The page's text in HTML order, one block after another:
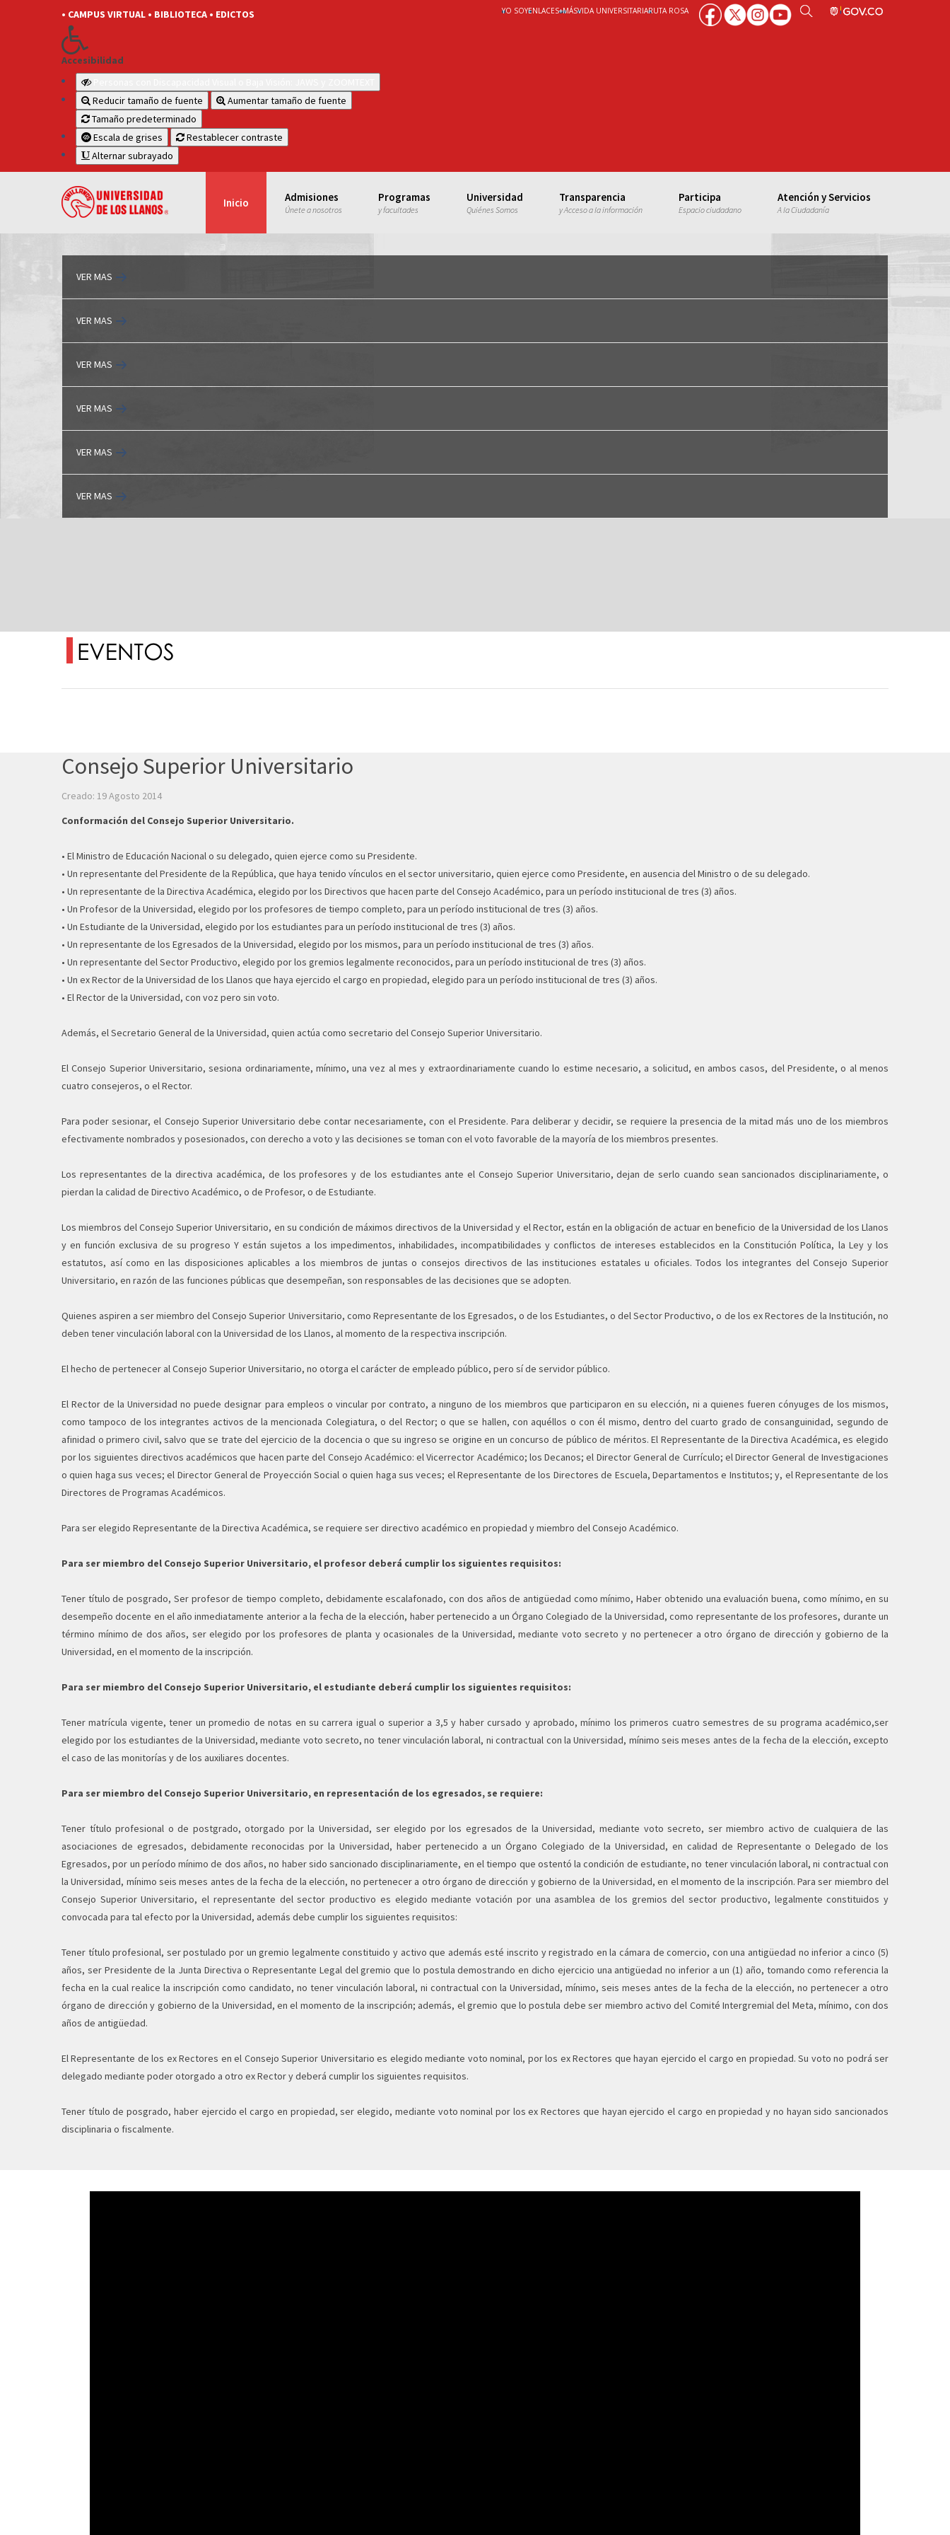
• CAMPUS VIRTUAL • BIBLIOTECA • EDICTOS
Accesibilidad
Reducir tamaño de fuente
Aumentar tamaño de fuente
Tamaño predeterminado
Escala de grises
Restablecer contraste
Alternar subrayado
YO SOYENLACES+MÁSVIDA UNIVERSITARIARUTA ROSA
Inicio Admisiones
Únete a nosotros
Programas
y facultades
Universidad
Quiénes Somos
Transparencia
y Acceso a la información
Participa
Espacio ciudadano
Atención y Servicios
A la Ciudadanía
VER MAS
VER MAS
VER MAS
VER MAS
VER MAS
VER MAS
Consejo Superior Universitario
Creado: 19 Agosto 2014
Conformación del Consejo Superior Universitario.
• El Ministro de Educación Nacional o su delegado, quien ejerce como su Presidente.
• Un representante del Presidente de la República, que haya tenido vínculos en el sector universitario, quien ejerce como Presidente, en ausencia del Ministro o de su delegado.
• Un representante de la Directiva Académica, elegido por los Directivos que hacen parte del Consejo Académico, para un período institucional de tres (3) años.
• Un Profesor de la Universidad, elegido por los profesores de tiempo completo, para un período institucional de tres (3) años.
• Un Estudiante de la Universidad, elegido por los estudiantes para un período institucional de tres (3) años.
• Un representante de los Egresados de la Universidad, elegido por los mismos, para un período institucional de tres (3) años.
• Un representante del Sector Productivo, elegido por los gremios legalmente reconocidos, para un período institucional de tres (3) años.
• Un ex Rector de la Universidad de los Llanos que haya ejercido el cargo en propiedad, elegido para un período institucional de tres (3) años.
• El Rector de la Universidad, con voz pero sin voto.
Además, el Secretario General de la Universidad, quien actúa como secretario del Consejo Superior Universitario.
El Consejo Superior Universitario, sesiona ordinariamente, mínimo, una vez al mes y extraordinariamente cuando lo estime necesario, a solicitud, en ambos casos, del Presidente, o al menos
cuatro consejeros, o el Rector.
Para poder sesionar, el Consejo Superior Universitario debe contar necesariamente, con el Presidente. Para deliberar y decidir, se requiere la presencia de la mitad más uno de los miembros
efectivamente nombrados y posesionados, con derecho a voto y las decisiones se toman con el voto favorable de la mayoría de los miembros presentes.
Los representantes de la directiva académica, de los profesores y de los estudiantes ante el Consejo Superior Universitario, dejan de serlo cuando sean sancionados disciplinariamente, o
pierdan la calidad de Directivo Académico, o de Profesor, o de Estudiante.
Los miembros del Consejo Superior Universitario, en su condición de máximos directivos de la Universidad y el Rector, están en la obligación de actuar en beneficio de la Universidad de los Llanos
y en función exclusiva de su progreso Y están sujetos a los impedimentos, inhabilidades, incompatibilidades y conflictos de intereses establecidos en la Constitución Política, la Ley y los
estatutos, así como en las disposiciones aplicables a los miembros de juntas o consejos directivos de las instituciones estatales u oficiales. Todos los integrantes del Consejo Superior
Universitario, en razón de las funciones públicas que desempeñan, son responsables de las decisiones que se adopten.
Quienes aspiren a ser miembro del Consejo Superior Universitario, como Representante de los Egresados, o de los Estudiantes, o del Sector Productivo, o de los ex Rectores de la Institución, no
deben tener vinculación laboral con la Universidad de los Llanos, al momento de la respectiva inscripción.
El hecho de pertenecer al Consejo Superior Universitario, no otorga el carácter de empleado público, pero sí de servidor público.
El Rector de la Universidad no puede designar para empleos o vincular por contrato, a ninguno de los miembros que participaron en su elección, ni a quienes fueren cónyuges de los mismos,
como tampoco de los integrantes activos de la mencionada Colegiatura, o del Rector; o que se hallen, con aquéllos o con él mismo, dentro del cuarto grado de consanguinidad, segundo de
afinidad o primero civil, salvo que se trate del ejercicio de la docencia o que su ingreso se origine en un concurso de público de méritos. El Representante de la Directiva Académica, es elegido
por los siguientes directivos académicos que hacen parte del Consejo Académico: el Vicerrector Académico; los Decanos; el Director General de Currículo; el Director General de Investigaciones
o quien haga sus veces; el Director General de Proyección Social o quien haga sus veces; el Representante de los Directores de Escuela, Departamentos e Institutos; y, el Representante de los
Directores de Programas Académicos.
Para ser elegido Representante de la Directiva Académica, se requiere ser directivo académico en propiedad y miembro del Consejo Académico.
Para ser miembro del Consejo Superior Universitario, el profesor deberá cumplir los siguientes requisitos:
Tener título de posgrado, Ser profesor de tiempo completo, debidamente escalafonado, con dos años de antigüedad como mínimo, Haber obtenido una evaluación buena, como mínimo, en su
desempeño docente en el año inmediatamente anterior a la fecha de la elección, haber pertenecido a un Órgano Colegiado de la Universidad, como representante de los profesores, durante un
término mínimo de dos años, ser elegido por los profesores de planta y ocasionales de la Universidad, mediante voto secreto y no pertenecer a otro órgano de dirección y gobierno de la
Universidad, en el momento de la inscripción.
Para ser miembro del Consejo Superior Universitario, el estudiante deberá cumplir los siguientes requisitos:
Tener matrícula vigente, tener un promedio de notas en su carrera igual o superior a 3,5 y haber cursado y aprobado, mínimo los primeros cuatro semestres de su programa académico,ser
elegido por los estudiantes de la Universidad, mediante voto secreto, no tener vinculación laboral, ni contractual con la Universidad, mínimo seis meses antes de la fecha de la elección, excepto
el caso de las monitorías y de los auxiliares docentes.
Para ser miembro del Consejo Superior Universitario, en representación de los egresados, se requiere:
Tener título profesional o de postgrado, otorgado por la Universidad, ser elegido por los egresados de la Universidad, mediante voto secreto, ser miembro activo de cualquiera de las
asociaciones de egresados, debidamente reconocidas por la Universidad, haber pertenecido a un Órgano Colegiado de la Universidad, en calidad de Representante o Delegado de los
Egresados, por un período mínimo de dos años, no haber sido sancionado disciplinariamente, en el tiempo que ostentó la condición de estudiante, no tener vinculación laboral, ni contractual con
la Universidad, mínimo seis meses antes de la fecha de la elección, no pertenecer a otro órgano de dirección y gobierno de la Universidad, en el momento de la inscripción. Para ser miembro del
Consejo Superior Universitario, el representante del sector productivo es elegido mediante votación por una asamblea de los gremios del sector productivo, legalmente constituidos y
convocada para tal efecto por la Universidad, además debe cumplir los siguientes requisitos:
Tener título profesional, ser postulado por un gremio legalmente constituido y activo que además esté inscrito y registrado en la cámara de comercio, con una antigüedad no inferior a cinco (5)
años, ser Presidente de la Junta Directiva o Representante Legal del gremio que lo postula demostrando en dicho ejercicio una antigüedad no inferior a un (1) año, tomando como referencia la
fecha en la cual realice la inscripción como candidato, no tener vinculación laboral, ni contractual con la Universidad, mínimo, seis meses antes de la fecha de la elección, no pertenecer a otro
órgano de dirección y gobierno de la Universidad, en el momento de la inscripción; además, el gremio que lo postula debe ser miembro activo del Comité Intergremial del Meta, mínimo, con dos
años de antigüedad.
El Representante de los ex Rectores en el Consejo Superior Universitario es elegido mediante voto nominal, por los ex Rectores que hayan ejercido el cargo en propiedad. Su voto no podrá ser
delegado mediante poder otorgado a otro ex Rector y deberá cumplir los siguientes requisitos.
Tener título de posgrado, haber ejercido el cargo en propiedad, ser elegido, mediante voto nominal por los ex Rectores que hayan ejercido el cargo en propiedad y no hayan sido sancionados
disciplinaria o fiscalmente.